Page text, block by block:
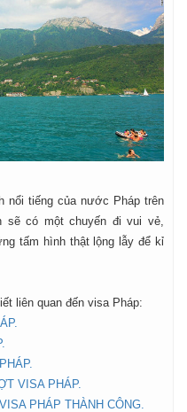
nổi tiếng của nước Pháp trên
sẽ có một chuyến đi vui vẻ,
tấm hình thật lộng lẫy để kỉ
liên quan đến visa Pháp:
VISA PHÁP.
PHÁP THÀNH CÔNG.